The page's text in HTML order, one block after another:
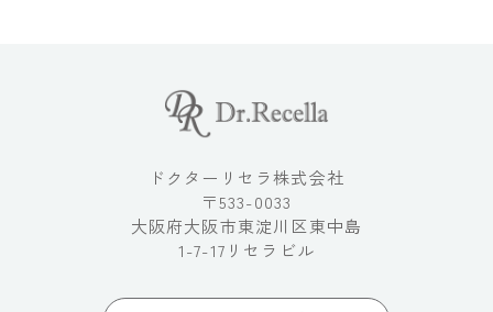
ドクターリセラ株式会社
〒533-0033
大阪府大阪市東淀川区東中島
1-7-17リセラビル